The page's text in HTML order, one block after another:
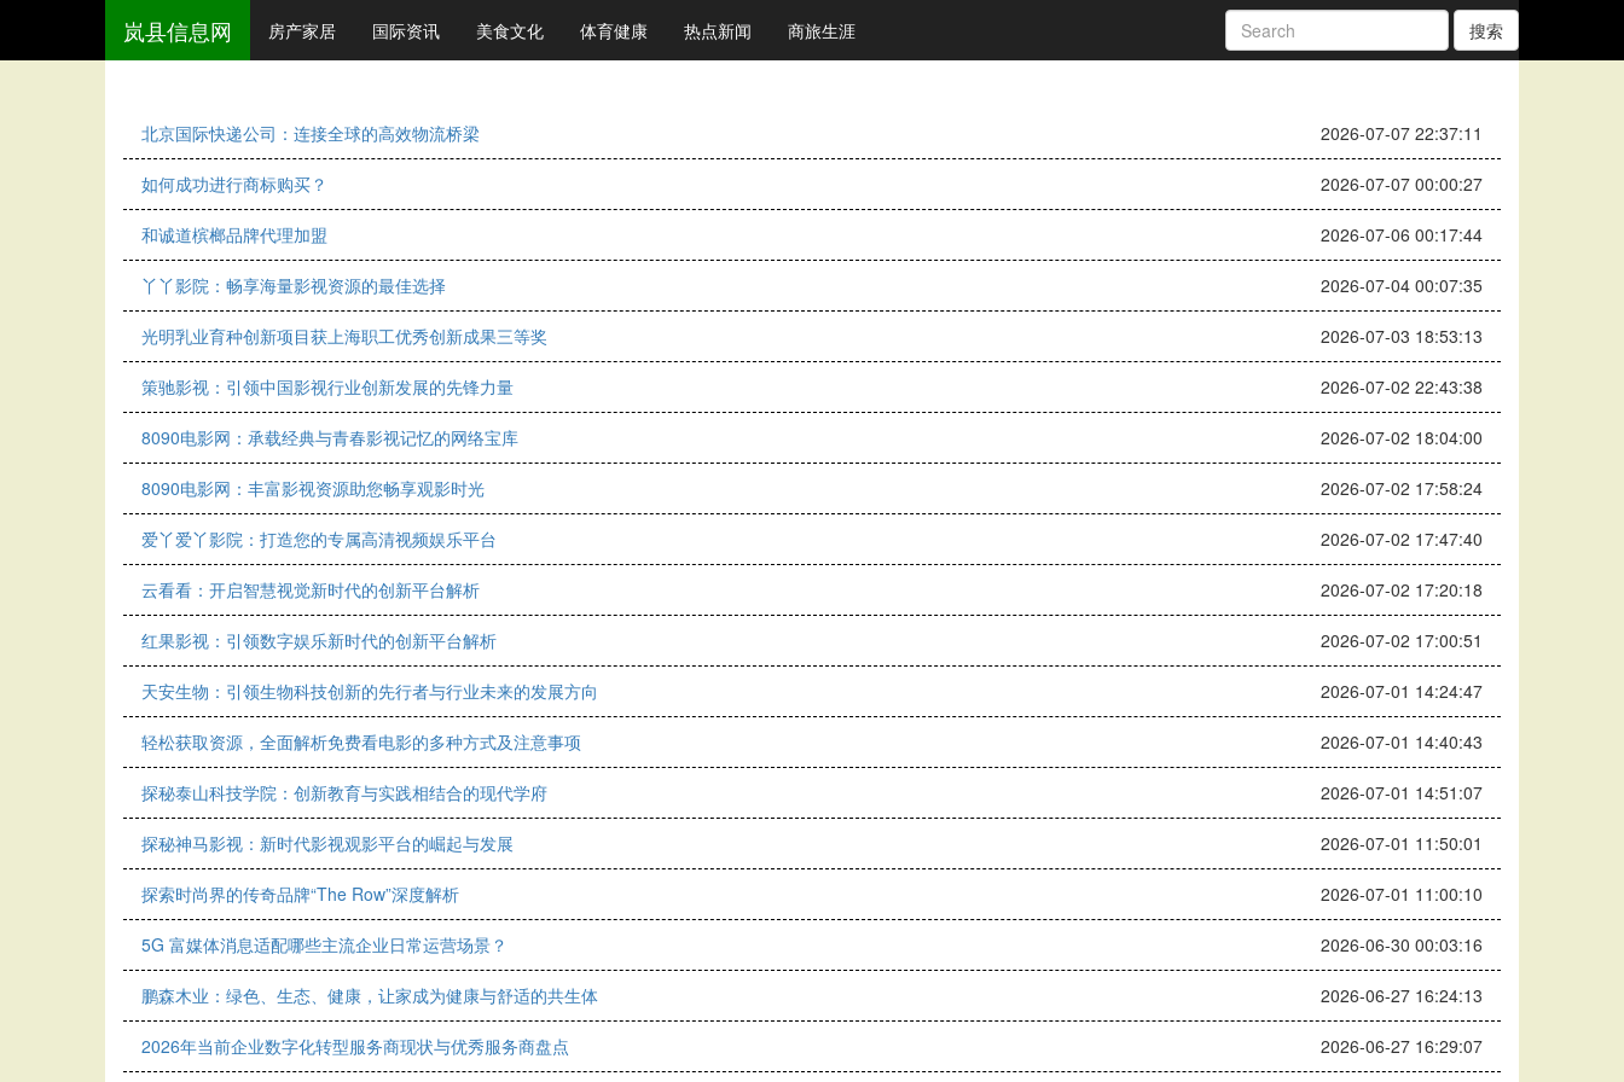
岚县信息网 房产家居 国际资讯 美食文化 体育健康 热点新闻 商旅生涯 搜索
北京国际快递公司：连接全球的高效物流桥梁 2026-07-07 22:37:11
如何成功进行商标购买？ 2026-07-07 00:00:27
和诚道槟榔品牌代理加盟 2026-07-06 00:17:44
丫丫影院：畅享海量影视资源的最佳选择 2026-07-04 00:07:35
光明乳业育种创新项目获上海职工优秀创新成果三等奖 2026-07-03 18:53:13
策驰影视：引领中国影视行业创新发展的先锋力量 2026-07-02 22:43:38
8090电影网：承载经典与青春影视记忆的网络宝库 2026-07-02 18:04:00
8090电影网：丰富影视资源助您畅享观影时光 2026-07-02 17:58:24
爱丫爱丫影院：打造您的专属高清视频娱乐平台 2026-07-02 17:47:40
云看看：开启智慧视觉新时代的创新平台解析 2026-07-02 17:20:18
红果影视：引领数字娱乐新时代的创新平台解析 2026-07-02 17:00:51
天安生物：引领生物科技创新的先行者与行业未来的发展方向 2026-07-01 14:24:47
轻松获取资源，全面解析免费看电影的多种方式及注意事项 2026-07-01 14:40:43
探秘泰山科技学院：创新教育与实践相结合的现代学府 2026-07-01 14:51:07
探秘神马影视：新时代影视观影平台的崛起与发展 2026-07-01 11:50:01
探索时尚界的传奇品牌“The Row”深度解析 2026-07-01 11:00:10
5G 富媒体消息适配哪些主流企业日常运营场景？ 2026-06-30 00:03:16
鹏森木业：绿色、生态、健康，让家成为健康与舒适的共生体 2026-06-27 16:24:13
2026年当前企业数字化转型服务商现状与优秀服务商盘点 2026-06-27 16:29:07